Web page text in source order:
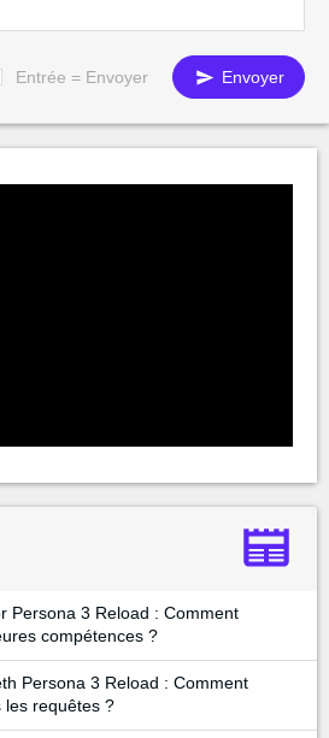
Entrée = Envoyer Envoyer
Persona 3 Reload : Comment
compétences ?
Persona 3 Reload : Comment
les requêtes ?